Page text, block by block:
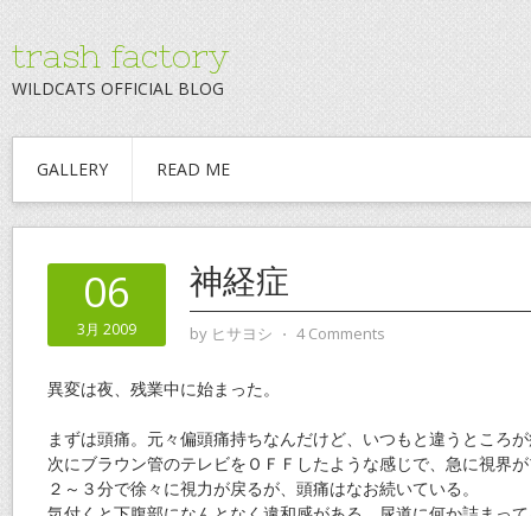
trash factory
WILDCATS OFFICIAL BLOG
GALLERY READ ME
06
3月 2009
神経症
by ヒサヨシ ⋅ 4 Comments
異変は夜、残業中に始まった。
まずは頭痛。元々偏頭痛持ちなんだけど、いつもと違うところ
次にブラウン管のテレビをＯＦＦしたような感じで、急に視界
２～３分で徐々に視力が戻るが、頭痛はなお続いている。